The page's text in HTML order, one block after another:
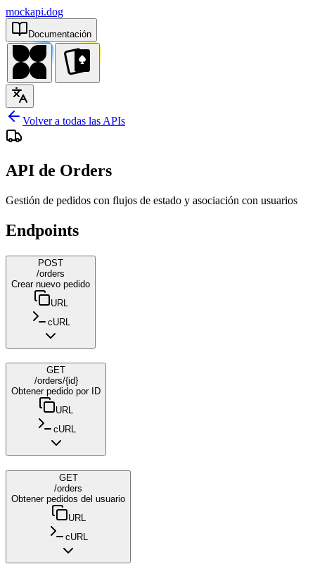
mockapi.dog
Documentación
Volver a todas las APIs
API de Orders
Gestión de pedidos con flujos de estado y asociación con usuarios
Endpoints
POST
/orders
Crear nuevo pedido
URL
cURL
GET
/orders/{id}
Obtener pedido por ID
URL
cURL
GET
/orders
Obtener pedidos del usuario
URL
cURL